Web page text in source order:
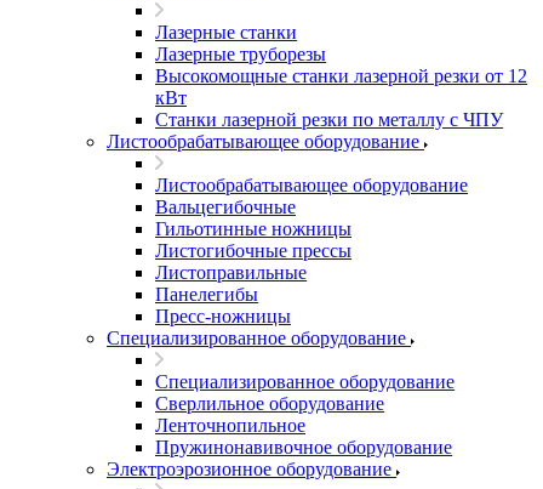
Лазерные станки
Лазерные труборезы
Высокомощные станки лазерной резки от 12
кВт
Станки лазерной резки по металлу с ЧПУ
Листообрабатывающее оборудование
Листообрабатывающее оборудование
Вальцегибочные
Гильотинные ножницы
Листогибочные прессы
Листоправильные
Панелегибы
Пресс-ножницы
Специализированное оборудование
Специализированное оборудование
Сверлильное оборудование
Ленточнопильное
Пружинонавивочное оборудование
Электроэрозионное оборудование